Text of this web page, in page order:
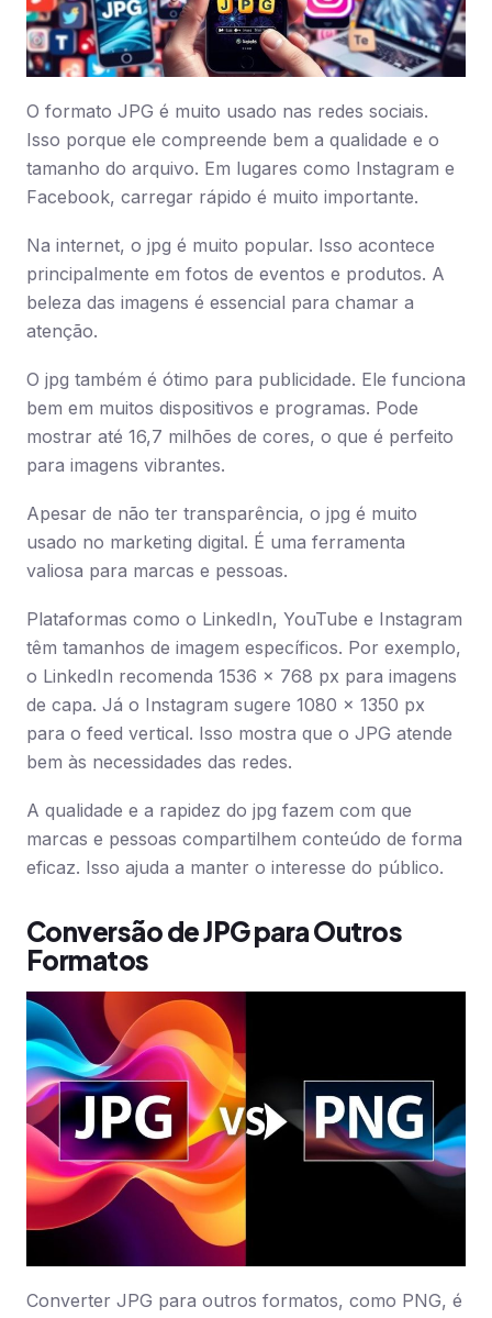
O formato JPG é muito usado nas redes sociais.
Isso porque ele compreende bem a qualidade e o
tamanho do arquivo. Em lugares como Instagram e
Facebook, carregar rápido é muito importante.
Na internet, o jpg é muito popular. Isso acontece
principalmente em fotos de eventos e produtos. A
beleza das imagens é essencial para chamar a
atenção.
O jpg também é ótimo para publicidade. Ele funciona
bem em muitos dispositivos e programas. Pode
mostrar até 16,7 milhões de cores, o que é perfeito
para imagens vibrantes.
Apesar de não ter transparência, o jpg é muito
usado no marketing digital. É uma ferramenta
valiosa para marcas e pessoas.
Plataformas como o LinkedIn, YouTube e Instagram
têm tamanhos de imagem específicos. Por exemplo,
o LinkedIn recomenda 1536 x 768 px para imagens
de capa. Já o Instagram sugere 1080 x 1350 px
para o feed vertical. Isso mostra que o JPG atende
bem às necessidades das redes.
A qualidade e a rapidez do jpg fazem com que
marcas e pessoas compartilhem conteúdo de forma
eficaz. Isso ajuda a manter o interesse do público.
Conversão de JPG para Outros
Formatos
Converter JPG para outros formatos, como PNG, é